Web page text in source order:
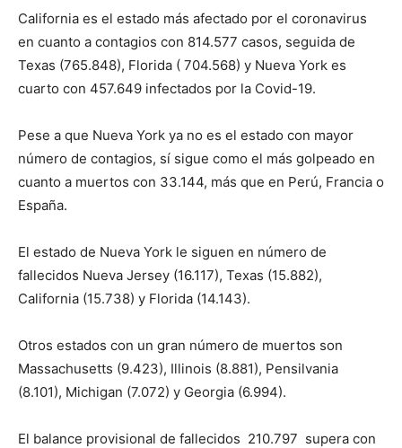
California es el estado más afectado por el coronavirus
en cuanto a contagios con 814.577 casos, seguida de
Texas (765.848), Florida ( 704.568) y Nueva York es
cuarto con 457.649 infectados por la Covid-19.
Pese a que Nueva York ya no es el estado con mayor
número de contagios, sí sigue como el más golpeado en
cuanto a muertos con 33.144, más que en Perú, Francia o
España.
El estado de Nueva York le siguen en número de
fallecidos Nueva Jersey (16.117), Texas (15.882),
California (15.738) y Florida (14.143).
Otros estados con un gran número de muertos son
Massachusetts (9.423), Illinois (8.881), Pensilvania
(8.101), Michigan (7.072) y Georgia (6.994).
El balance provisional de fallecidos 210.797 supera con